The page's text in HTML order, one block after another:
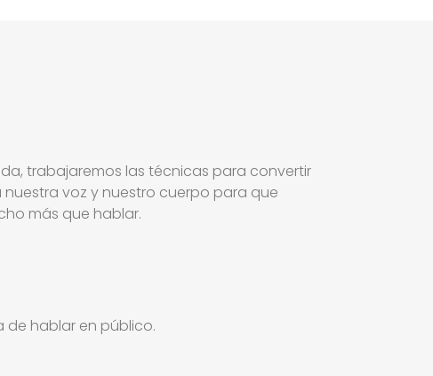
trabajaremos las técnicas para convertir
voz y nuestro cuerpo para que
más que hablar.
de hablar en público.